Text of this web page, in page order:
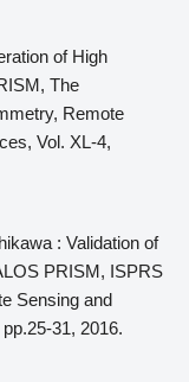
of High
The
Remote
Vol. XL-4,
: Validation of
PRISM, ISPRS
Sensing and
31, 2016.